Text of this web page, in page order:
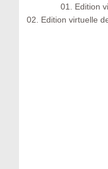
01. Edition
02. Edition virtuelle